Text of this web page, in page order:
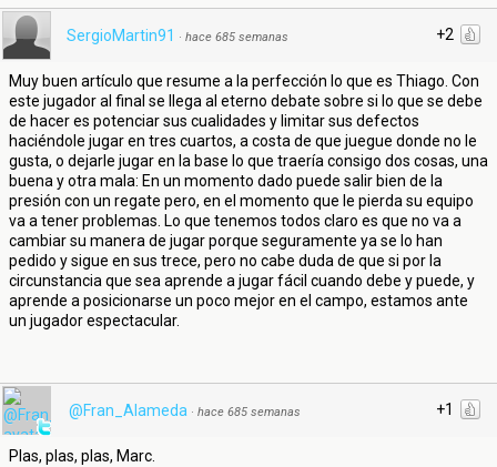
+2
SergioMartin91 · hace 685 semanas
Muy buen artículo que resume a la perfección lo que es Thiago. Con
este jugador al final se llega al eterno debate sobre si lo que se debe
de hacer es potenciar sus cualidades y limitar sus defectos
haciéndole jugar en tres cuartos, a costa de que juegue donde no le
gusta, o dejarle jugar en la base lo que traería consigo dos cosas, una
buena y otra mala: En un momento dado puede salir bien de la
presión con un regate pero, en el momento que le pierda su equipo
va a tener problemas. Lo que tenemos todos claro es que no va a
cambiar su manera de jugar porque seguramente ya se lo han
pedido y sigue en sus trece, pero no cabe duda de que si por la
circunstancia que sea aprende a jugar fácil cuando debe y puede, y
aprende a posicionarse un poco mejor en el campo, estamos ante
un jugador espectacular.
+1
@Fran_Alameda · hace 685 semanas
Plas, plas, plas, Marc.